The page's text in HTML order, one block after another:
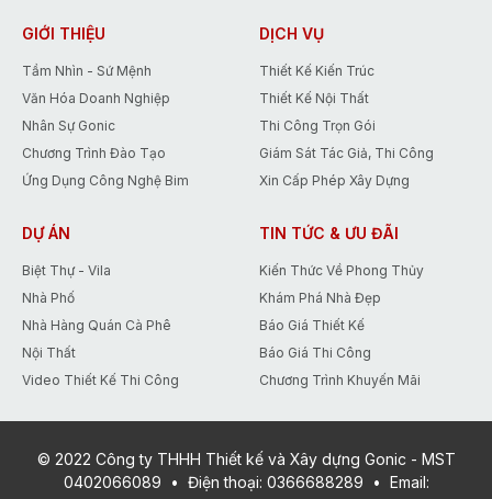
GIỚI THIỆU
Tầm Nhìn - Sứ Mệnh
Văn Hóa Doanh Nghiệp
Nhân Sự Gonic
Chương Trình Đào Tạo
Ứng Dụng Công Nghệ Bim
DỊCH VỤ
Thiết Kế Kiến Trúc
Thiết Kế Nội Thất
Thi Công Trọn Gói
Giám Sát Tác Giả, Thi Công
Xin Cấp Phép Xây Dựng
DỰ ÁN
Biệt Thự - Vila
Nhà Phố
Nhà Hàng Quán Cà Phê
Nội Thất
Video Thiết Kế Thi Công
TIN TỨC & ƯU ĐÃI
Kiến Thức Về Phong Thủy
Khám Phá Nhà Đẹp
Báo Giá Thiết Kế
Báo Giá Thi Công
Chương Trình Khuyến Mãi
© 2022 Công ty THHH Thiết kế và Xây dựng Gonic - MST
0402066089
• Điện thoại: 0366688289 • Email: